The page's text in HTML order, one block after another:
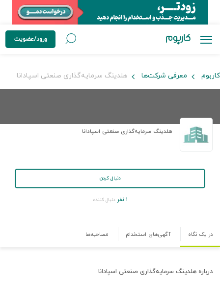
ورود/عضویت
کاربوم معرفی شرکت‌ها هلدینگ سرمایه‌گذاری صنعتی اسپادانا
هلدینگ سرمایه‌گذاری صنعتی اسپادانا
دنبال کردن
۱ نفر دنبال کننده
در یک نگاه آگهی‌های استخدام مصاحبه‌ها
درباره هلدینگ سرمایه‌گذاری صنعتی اسپادانا